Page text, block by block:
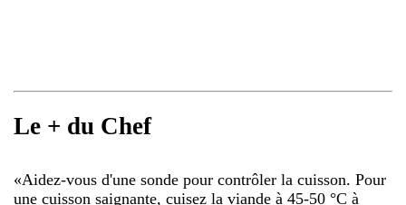
Le + du Chef
«Aidez-vous d'une sonde pour contrôler la cuisson. Pour
une cuisson saignante, cuisez la viande à 45-50 °C à